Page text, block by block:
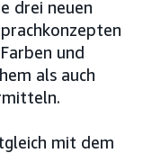
drei neuen
und
als auch
mit dem